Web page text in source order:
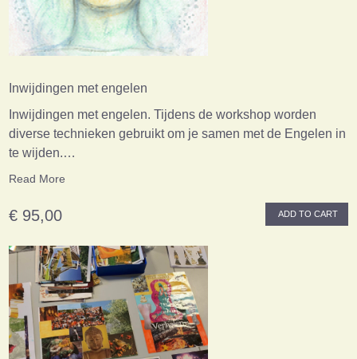
Inwijdingen met engelen
Inwijdingen met engelen. Tijdens de workshop worden
diverse technieken gebruikt om je samen met de Engelen in
te wijden.…
Read More
€ 95,00 ADD TO CART